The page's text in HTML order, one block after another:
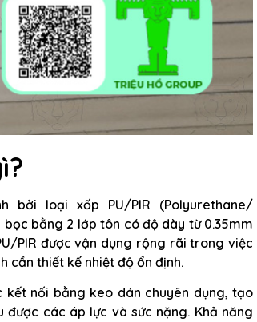
bởi loại xốp PU/PIR (Polyurethane/
bằng 2 lớp tôn có độ dày từ 0.35mm
PIR được vận dụng rộng rãi trong việc
cần thiết kế nhiệt độ ổn định.
kết nối bằng keo dán chuyên dụng, tạo
các áp lực và sức nặng. Khả năng